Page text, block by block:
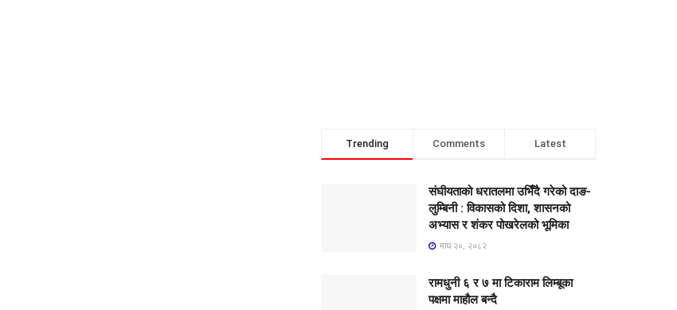
Trending Comments Latest
संघीयताको धरातलमा उभिँदै गरेको दाङ-
लुम्बिनी : विकासको दिशा, शासनको
अभ्यास र शंकर पोखरेलको भूमिका
माघ २०, २०८२
रामधुनी ६ र ७ मा टिकाराम लिम्बूका
पक्षमा माहौल बन्दै